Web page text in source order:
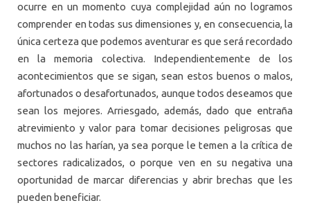
ocurre en un momento cuya complejidad aún no logramos
comprender en todas sus dimensiones y, en consecuencia, la
única certeza que podemos aventurar es que será recordado
en la memoria colectiva. Independientemente de los
acontecimientos que se sigan, sean estos buenos o malos,
afortunados o desafortunados, aunque todos deseamos que
sean los mejores. Arriesgado, además, dado que entraña
atrevimiento y valor para tomar decisiones peligrosas que
muchos no las harían, ya sea porque le temen a la crítica de
sectores radicalizados, o porque ven en su negativa una
oportunidad de marcar diferencias y abrir brechas que les
pueden beneficiar.